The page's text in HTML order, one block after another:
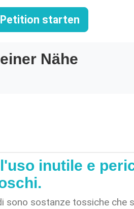
Petition starten
Nähe
inutile e
sono sostanze tossiche che